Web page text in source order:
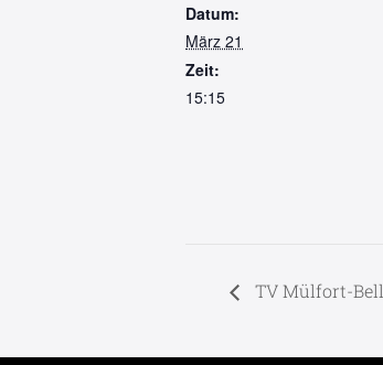
Datum:
März 21
Zeit:
15:15
TV Mülfort-Bell